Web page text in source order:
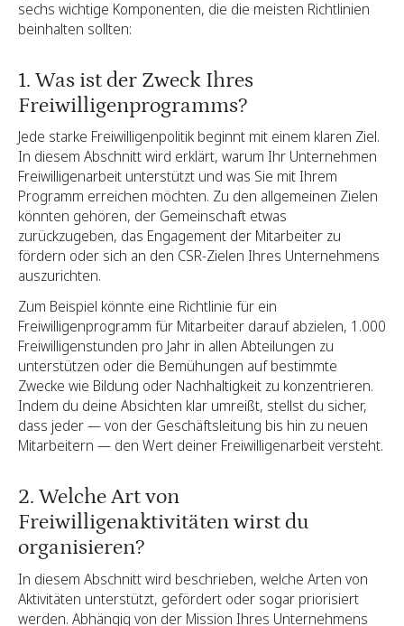
sechs wichtige Komponenten, die die meisten Richtlinien
beinhalten sollten:
1. Was ist der Zweck Ihres
Freiwilligenprogramms?
Jede starke Freiwilligenpolitik beginnt mit einem klaren Ziel.
In diesem Abschnitt wird erklärt, warum Ihr Unternehmen
Freiwilligenarbeit unterstützt und was Sie mit Ihrem
Programm erreichen möchten. Zu den allgemeinen Zielen
könnten gehören, der Gemeinschaft etwas
zurückzugeben, das Engagement der Mitarbeiter zu
fördern oder sich an den CSR-Zielen Ihres Unternehmens
auszurichten.
Zum Beispiel könnte eine Richtlinie für ein
Freiwilligenprogramm für Mitarbeiter darauf abzielen, 1.000
Freiwilligenstunden pro Jahr in allen Abteilungen zu
unterstützen oder die Bemühungen auf bestimmte
Zwecke wie Bildung oder Nachhaltigkeit zu konzentrieren.
Indem du deine Absichten klar umreißt, stellst du sicher,
dass jeder — von der Geschäftsleitung bis hin zu neuen
Mitarbeitern — den Wert deiner Freiwilligenarbeit versteht.
2. Welche Art von
Freiwilligenaktivitäten wirst du
organisieren?
In diesem Abschnitt wird beschrieben, welche Arten von
Aktivitäten unterstützt, gefördert oder sogar priorisiert
werden. Abhängig von der Mission Ihres Unternehmens